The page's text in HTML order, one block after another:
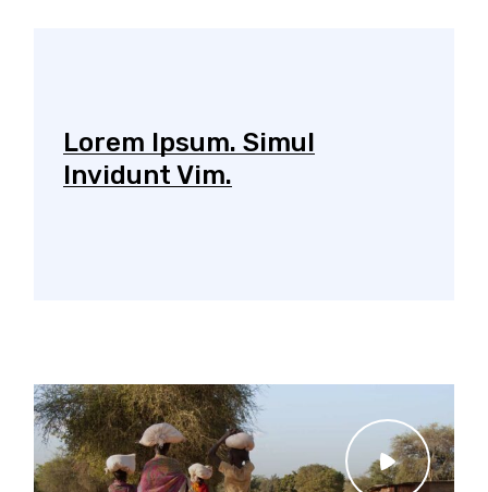
Lorem Ipsum. Simul
Invidunt Vim.